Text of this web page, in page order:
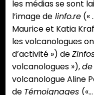
les médias se sont
l’image de linfo.re («
Maurice et Katia
les volcanologues
d’activité ») de
volcanologues »),
volcanologue Aline
de Témoignages